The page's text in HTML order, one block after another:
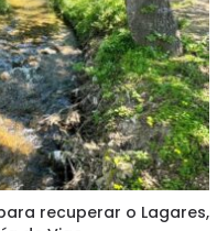
recuperar o Lagares,